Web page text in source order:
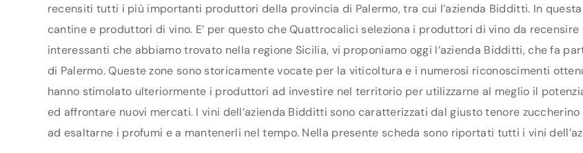
recensiti tutti i più importanti produttori della provincia di Palermo, tra cui l’azienda Bidditti. In
cantine e produttori di vino. E’ per questo che Quattrocalici seleziona i produttori di vino da
interessanti che abbiamo trovato nella regione Sicilia, vi proponiamo oggi l’azienda Bidditti, che fa
di Palermo. Queste zone sono storicamente vocate per la viticoltura e i numerosi riconoscimenti
hanno stimolato ulteriormente i produttori ad investire nel territorio per utilizzarne al meglio il
ed affrontare nuovi mercati. I vini dell’azienda Bidditti sono caratterizzati dal giusto tenore
ad esaltarne i profumi e a mantenerli nel tempo. Nella presente scheda sono riportati tutti i vini